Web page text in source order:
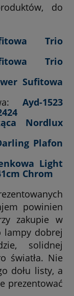
do
Trio
Trio
Sufitowa
Ayd-1523
Nordlux
Plafon
Light
Chrom
powinien
zakupie w
lampy dobrej
solidnej
światła. Nie
dołu listy, a
prezentować